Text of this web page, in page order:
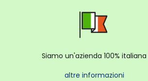
Siamo un'azienda 100% italiana
altre informazioni